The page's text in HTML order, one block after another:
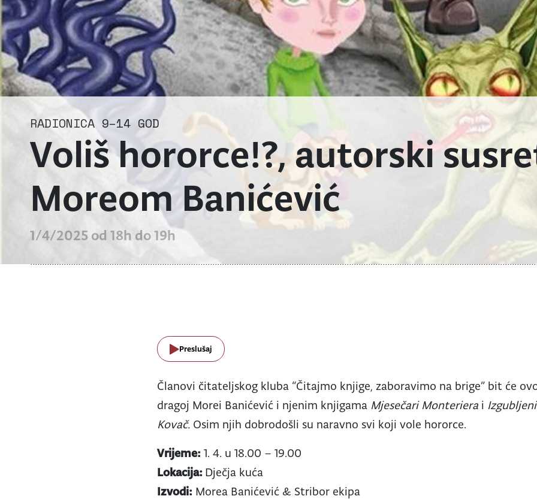
RADIONICA 9–14 GOD
Voliš hororce!?, autorski
Moreom Banićević
1/4/2025 od 18h do 19h
Preslušaj
Članovi čitateljskog kluba “Čitajmo knjige, zaboravimo na brige” bit će
dragoj Morei Banićević i njenim knjigama Mjesečari Monteriera i
Kovač. Osim njih dobrodošli su naravno svi koji vole hororce.
Vrijeme: 1. 4. u 18.00 – 19.00
Lokacija: Dječja kuća
Izvodi: Morea Banićević & Stribor ekipa